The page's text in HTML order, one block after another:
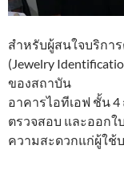
สำหรับผู้สนใจบริกา
(Jewelry
ของสถาบัน
อาคารไอทีเอฟ ชั้น
ตรวจสอบ และออกใ
ความสะดวกแก่ผู้ใช้